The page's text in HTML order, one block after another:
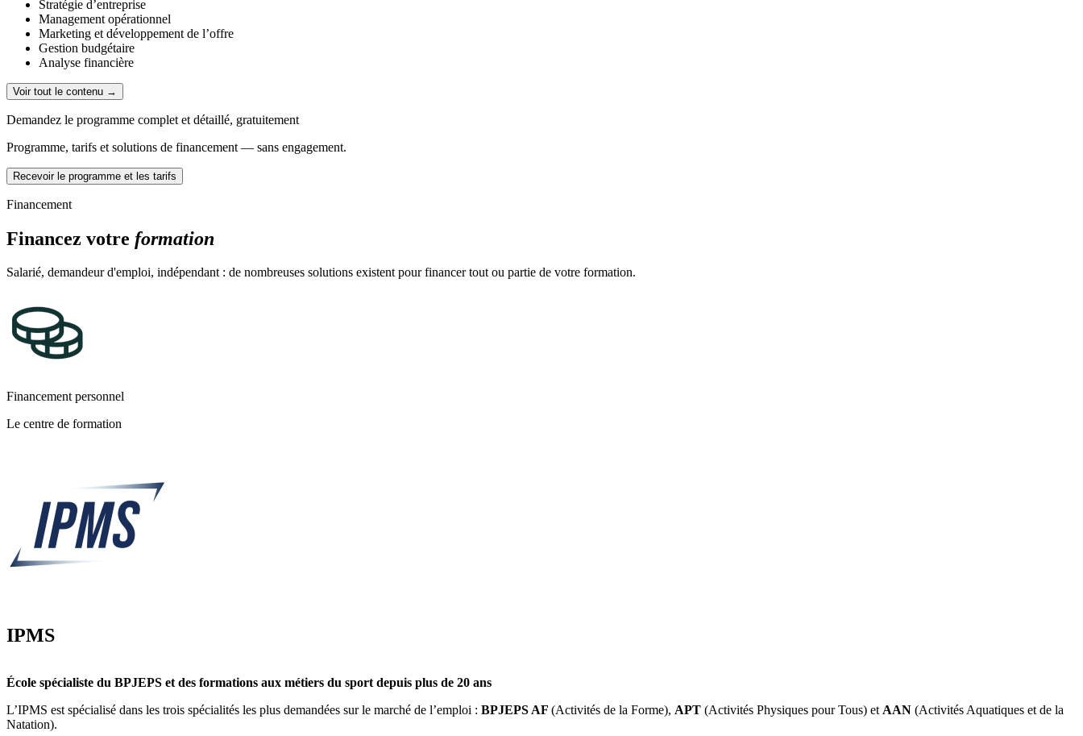
Stratégie d’entreprise
Management opérationnel
Marketing et développement de l’offre
Gestion budgétaire
Analyse financière
Voir tout le contenu →
Demandez le programme complet et détaillé, gratuitement
Programme, tarifs et solutions de financement — sans engagement.
Recevoir le programme et les tarifs
Financement
Financez votre formation
Salarié, demandeur d'emploi, indépendant : de nombreuses solutions existent pour financer tout ou partie de votre formation.
Financement personnel
Le centre de formation
IPMS
École spécialiste du BPJEPS et des formations aux métiers du sport depuis plus de 20 ans
L’IPMS est spécialisé dans les trois spécialités les plus demandées sur le marché de l’emploi : BPJEPS AF (Activités de la Forme), APT (Activités Physiques pour Tous) et AAN (Activités Aquatiques et de la
Natation).